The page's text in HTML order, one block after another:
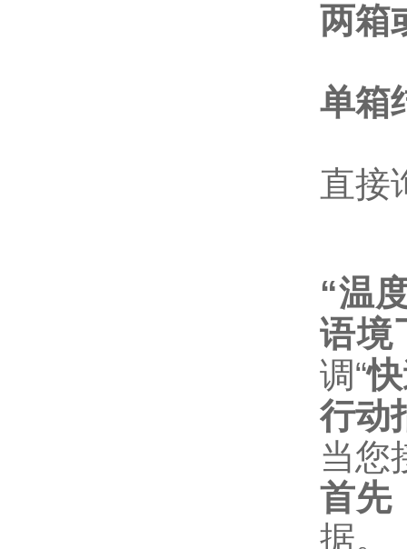
两箱
单箱
直接
“温
语境
调“
行动
当您
首先
据。